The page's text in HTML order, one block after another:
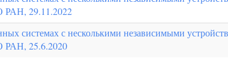
РАН, 29.11.2022
системах с несколькими независимыми
РАН, 25.6.2020